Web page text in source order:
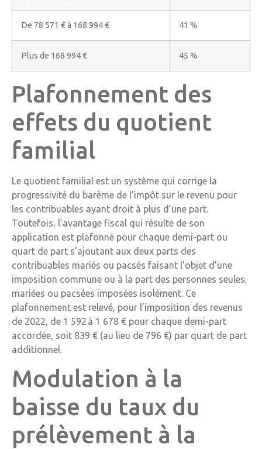
De 78 571 € à 168 994 € 41 %
Plus de 168 994 € 45 %
Plafonnement des
effets du quotient
familial
Le quotient familial est un système qui corrige la
progressivité du barème de l’impôt sur le revenu pour
les contribuables ayant droit à plus d’une part.
Toutefois, l’avantage fiscal qui résulte de son
application est plafonné pour chaque demi-part ou
quart de part s’ajoutant aux deux parts des
contribuables mariés ou pacsés faisant l’objet d’une
imposition commune ou à la part des personnes seules,
mariées ou pacsées imposées isolément. Ce
plafonnement est relevé, pour l’imposition des revenus
de 2022, de 1 592 à 1 678 € pour chaque demi-part
accordée, soit 839 € (au lieu de 796 €) par quart de part
additionnel.
Modulation à la
baisse du taux du
prélèvement à la